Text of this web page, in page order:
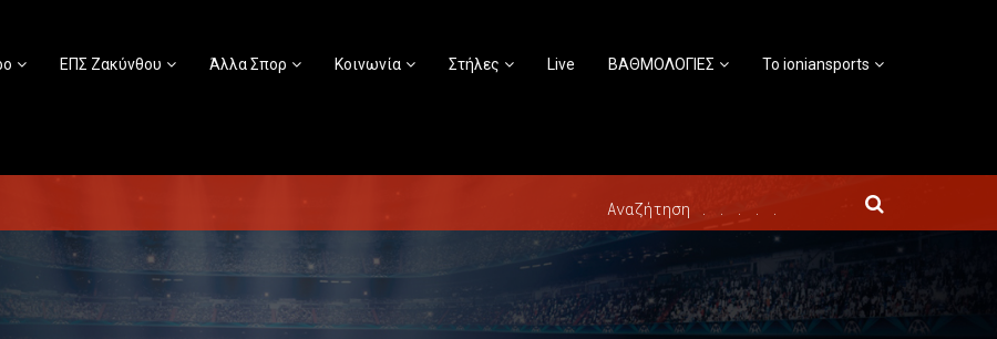
ΕΠΣ Ζακύνθου Άλλα Σπορ Κοινωνία Στήλες Live ΒΑΘΜΟΛΟΓΙΕΣ Το ioniansports